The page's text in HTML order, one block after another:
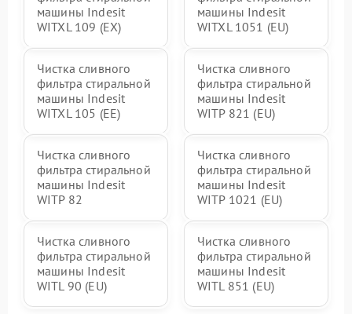
машины Indesit
WITXL 109 (EX)
машины Indesit
WITXL 1051 (EU)
Чистка сливного
фильтра стиральной
машины Indesit
WITXL 105 (EE)
Чистка сливного
фильтра стиральной
машины Indesit
WITP 821 (EU)
Чистка сливного
фильтра стиральной
машины Indesit
WITP 82
Чистка сливного
фильтра стиральной
машины Indesit
WITP 1021 (EU)
Чистка сливного
фильтра стиральной
машины Indesit
WITL 90 (EU)
Чистка сливного
фильтра стиральной
машины Indesit
WITL 851 (EU)